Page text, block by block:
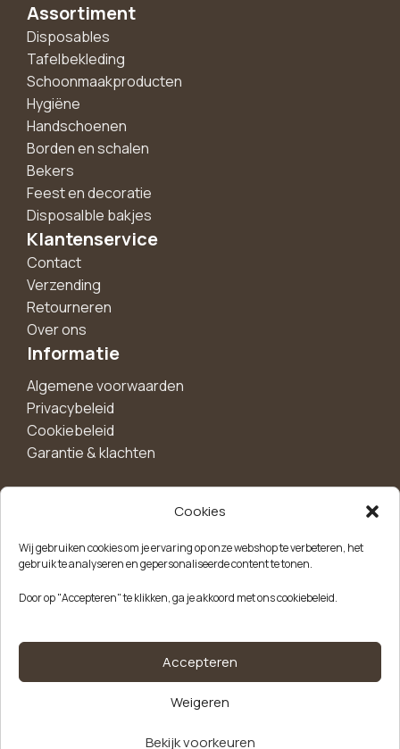
Cookies
Wij gebruiken cookies om je ervaring op onze webshop te verbeteren, het
gebruik te analyseren en gepersonaliseerde content te tonen.
Door op "Accepteren" te klikken, ga je akkoord met ons cookiebeleid.
Accepteren
Weigeren
Bekijk voorkeuren
Assortiment
Disposables
Tafelbekleding
Schoonmaakproducten
Hygiëne
Handschoenen
Borden en schalen
Bekers
Feest en decoratie
Disposalble bakjes
Klantenservice
Contact
Verzending
Retourneren
Over ons
Informatie
Algemene voorwaarden
Privacybeleid
Cookiebeleid
Garantie & klachten
korting!
aanbiedingen, nieuwe producten en handige tips.
Kvk-nummer: 85504947Btw-nummer: NL863646165B01
Handschoenen